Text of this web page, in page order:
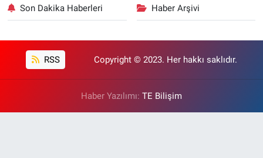
Son Dakika Haberleri Haber Arşivi
RSS Copyright © 2023. Her hakkı saklıdır.
Haber Yazılımı: TE Bilişim